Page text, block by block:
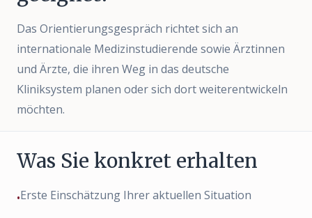
Das Orientierungsgespräch richtet sich an
internationale Medizinstudierende sowie Ärztinnen
und Ärzte, die ihren Weg in das deutsche
Kliniksystem planen oder sich dort weiterentwickeln
möchten.
Was Sie konkret erhalten
•Erste Einschätzung Ihrer aktuellen Situation